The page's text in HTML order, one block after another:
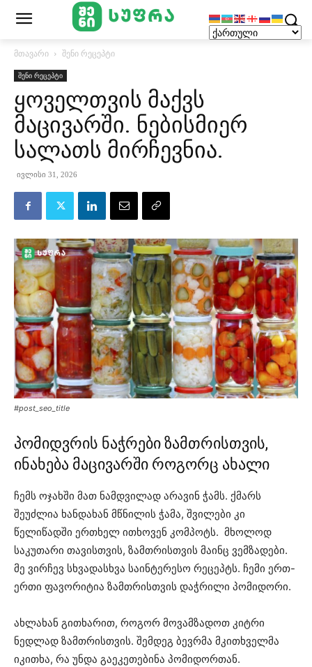
მთავარი შენი რეცეპტი
შენი რეცეპტი
ყოველთვის მაქვს
მაცივარში. ნებისმიერ
სალათს მირჩევნია.
ივლისი 31, 2026
#post_seo_title
პომიდვრის ნაჭრები ზამთრისთვის,
ინახება მაცივარში როგორც ახალი
ჩემს ოჯახში მათ ნამდვილად არავინ ჭამს. ქმარს
შეუძლია ხანდახან მწნილის ჭამა, შვილები კი
წელიწადში ერთხელ ითხოვენ კომპოტს. მხოლოდ
საკუთარი თავისთვის, ზამთრისთვის მაინც ვემზადები.
მე ვირჩევ სხვადასხვა საინტერესო რეცეპტს. ჩემი ერთ-
ერთი ფავორიტია ზამთრისთვის დაჭრილი პომიდორი.
ახლახან გითხარით, როგორ მოვამზადოთ კიტრი
ნედლად ზამთრისთვის. შემდეგ ბევრმა მკითხველმა
იკითხა, რა უნდა გაეკეთებინა პომიდორთან.